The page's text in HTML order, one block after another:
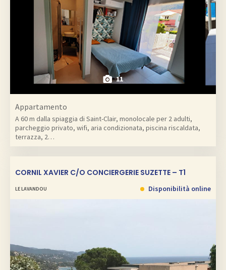
11
Appartamento
A 60 m dalla spiaggia di Saint-Clair, monolocale per 2 adulti,
parcheggio privato, wifi, aria condizionata, piscina riscaldata,
terrazza, 2…
CORNIL XAVIER C/O CONCIERGERIE SUZETTE – T1
LE LAVANDOU Disponibilità online